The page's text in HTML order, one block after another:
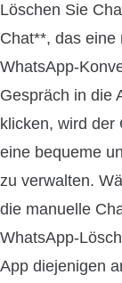
Löschen Sie
Chat**, das eine
WhatsApp-
Gespräch in die
klicken, wird der
eine bequeme
zu verwalten.
die manuelle
WhatsApp-
App diejenigen